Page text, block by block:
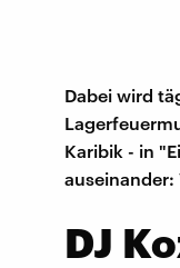
Dabei wird
Karibik - in
auseinander:
DJ